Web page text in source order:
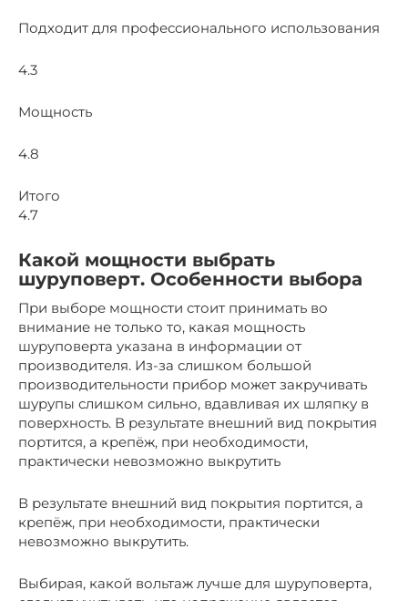
Подходит для профессионального использования
4.3
Мощность
4.8
Итого
4.7
Какой мощности выбрать
шуруповерт. Особенности выбора
При выборе мощности стоит принимать во
внимание не только то, какая мощность
шуруповерта указана в информации от
производителя. Из-за слишком большой
производительности прибор может закручивать
шурупы слишком сильно, вдавливая их шляпку в
поверхность. В результате внешний вид покрытия
портится, а крепёж, при необходимости,
практически невозможно выкрутить
В результате внешний вид покрытия портится, а
крепёж, при необходимости, практически
невозможно выкрутить.
Выбирая, какой вольтаж лучше для шуруповерта,